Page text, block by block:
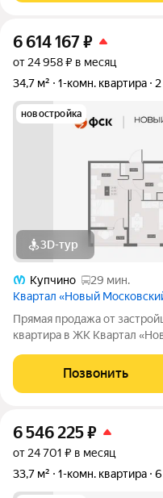
6 614 167₽
от 24 958 ₽ в месяц
34,7 м²
1-комн. квартира 2
новостройка
3D-тур
Купчино
29 мин.
Квартал «Новый
Прямая продажа от
квартира в ЖК Квартал
квартал «Новый
комплекс объединит в себе
Позвонить
6 546 225₽
от 24 701 ₽ в месяц
33,7 м²
1-комн. квартира 6